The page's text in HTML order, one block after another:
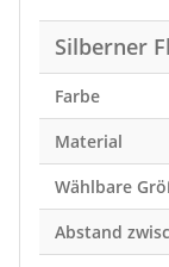
Silberner
Farbe
Material
Wählbare
Abstand